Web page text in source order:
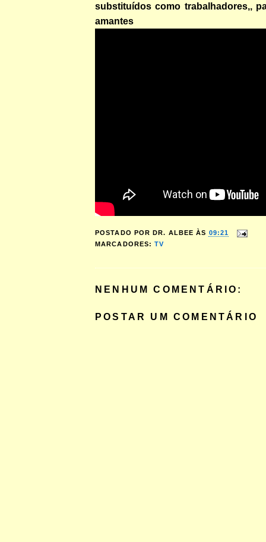
substituídos como trabalhadores,,
amantes
POSTADO POR DR. ALBEE ÀS 09:21
MARCADORES:TV
NENHUM COMENTÁRIO:
POSTAR UM COMENTÁRIO